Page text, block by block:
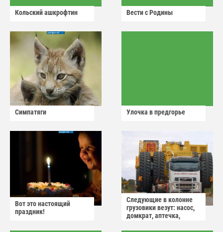
Кольский ашкрофтин Вести с Родины
Симпатяги Улочка в предгорье
Вот это настоящий
праздник!
Следующие в колонне
грузовики везут: насос,
домкрат, аптечка,